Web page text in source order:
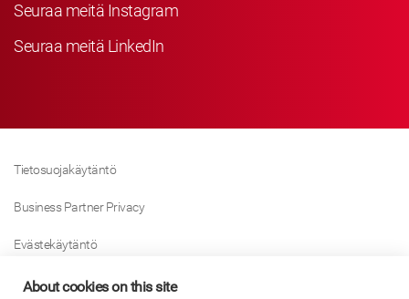
Seuraa meitä Instagram
Seuraa meitä LinkedIn
Tietosuojakäytäntö
Business Partner Privacy
Evästekäytäntö
Modern Slavery Act Policy
About cookies on this site